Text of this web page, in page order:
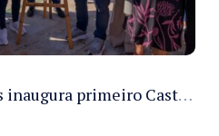
Governo do Amazonas inaugura primeiro Castramóvel Fluvial para atendimento veterinário às comunidades ribeirinhas e castração gratuita